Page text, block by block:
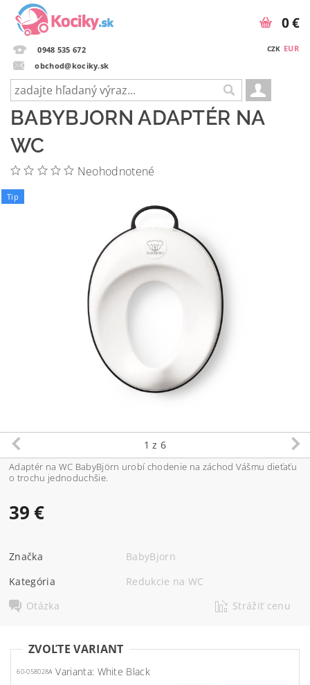
0948 535 672
obchod@kociky.sk
CZK EUR
0 €
BABYBJORN ADAPTÉR NA
WC
Neohodnotené
Tip
1 z 6
Adaptér na WC BabyBjörn urobí chodenie na záchod Vášmu dieťaťu
o trochu jednoduchšie.
39 €
Značka
BabyBjorn
Kategória
Redukcie na WC
Otázka
Strážiť cenu
ZVOĽTE VARIANT
60-058028A Varianta: White Black